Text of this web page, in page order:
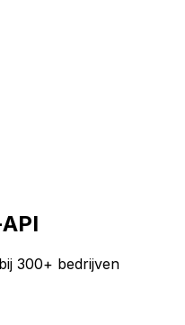
300+ bedrijven